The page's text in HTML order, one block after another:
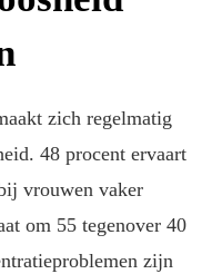
zich regelmatig
48 procent ervaart
vrouwen vaker
om 55 tegenover 40
zijn